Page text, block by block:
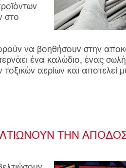
στο
να βοηθήσουν στην
ένα καλώδιο, ένας
αερίων και αποτελεί
ΤΗΝ